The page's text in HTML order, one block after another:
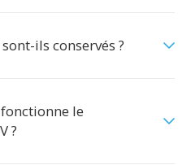
ils conservés ?
le
?